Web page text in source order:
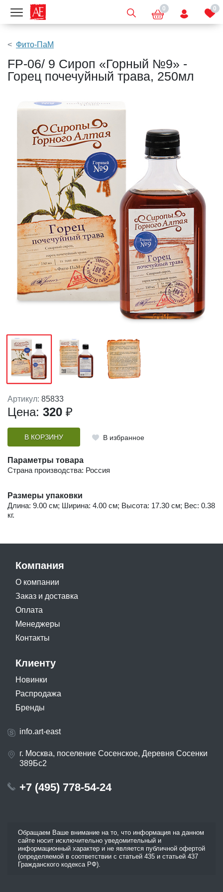
Показать меню 0 0
Фито-ПаМ
FP-06/ 9 Сироп «Горный №9» -
Горец почечуйный трава, 250мл
Артикул: 85833
Цена: 320 ₽
В КОРЗИНУ В избранное
Параметры товара
Страна производства: Россия
Размеры упаковки
Длина: 9.00 см; Ширина: 4.00 см; Высота: 17.30 см; Вес: 0.38
кг.
Компания
О компании
Заказ и доставка
Оплата
Менеджеры
Контакты
Клиенту
Новинки
Распродажа
Бренды
info.art-east
г. Москва, поселение Сосенское, Деревня Сосенки
389Бс2
+7 (495) 778-54-24
Обращаем Ваше внимание на то, что информация на данном
сайте носит исключительно уведомительный и
информационный характер и не является публичной офертой
(определяемой в соответствии с статьей 435 и статьей 437
Гражданского кодекса РФ).